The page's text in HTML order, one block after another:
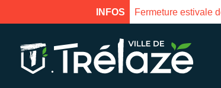
INFOS Fermeture estivale